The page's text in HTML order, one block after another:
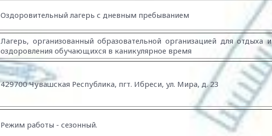
Оздоровительный лагерь с дневным пребыванием
Лагерь, организованный образовательной организацией для отдыха и
оздоровления обучающихся в каникулярное время
429700 Чувашская Республика, пгт. Ибреси, ул. Мира, д. 23
Режим работы - сезонный.